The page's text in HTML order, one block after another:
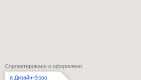
Спроектировано и оформлено
в Дизайн-бюро